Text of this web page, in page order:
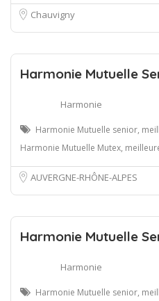
Chauvigny
Harmonie Mutuelle
Harmonie
Harmonie Mutuelle senior,
Harmonie Mutuelle Mutex,
AUVERGNE-RHÔNE-ALPES
Harmonie Mutuelle
Harmonie
Harmonie Mutuelle senior,